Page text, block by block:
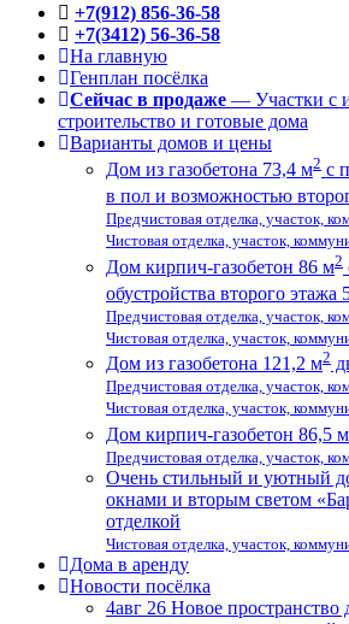
+7(912) 856-36-58
+7(3412) 56-36-58
На главную
Генплан посёлка
Сейчас в продаже — Участки с
строительство и готовые дома
Варианты домов и цены
Дом из газобетона 73,4 м2 с
в пол и возможностью
Предчистовая отделка, участок,
Чистовая отделка, участок,
Дом кирпич-газобетон 86 м2
обустройства второго этажа
Предчистовая отделка, участок,
Чистовая отделка, участок,
Дом из газобетона 121,2 м2
Предчистовая отделка, участок,
Чистовая отделка, участок,
Дом кирпич-газобетон 86,5 м
Предчистовая отделка, участок,
Очень стильный и уютный
окнами и вторым светом
отделкой
Чистовая отделка, участок,
Дома в аренду
Новости посёлка
4авг 26 Новое пространство